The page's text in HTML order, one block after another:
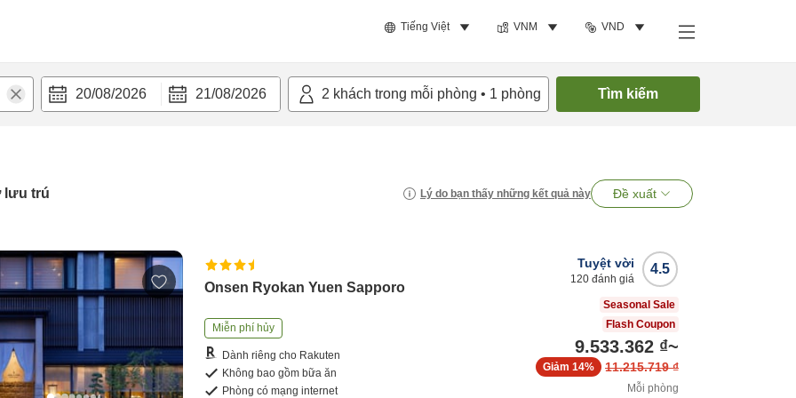
Tiếng Việt VNM VND
20/08/2026 21/08/2026 2 khách trong mỗi phòng • 1 phòng Tìm kiếm
lưu trú Lý do bạn thấy những kết quả này Đề xuất
Onsen Ryokan Yuen Sapporo
Miễn phí hủy
Dành riêng cho Rakuten
Không bao gồm bữa ăn
Phòng có mạng internet
4.5
Tuyệt vời
120 đánh giá
Seasonal Sale
Flash Coupon
9.533.362 ₫~
11.215.719 ₫
Giảm 14%
Mỗi phòng